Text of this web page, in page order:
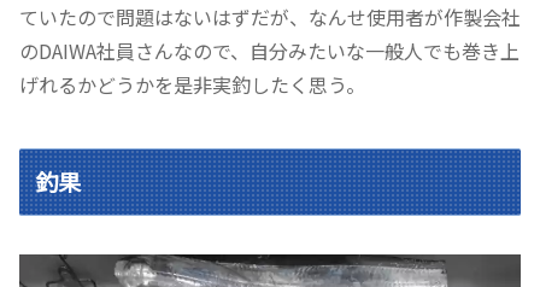
ていたので問題はないはずだが、なんせ使用者が作製会社
のDAIWA社員さんなので、自分みたいな一般人でも巻き上
げれるかどうかを是非実釣したく思う。
釣果